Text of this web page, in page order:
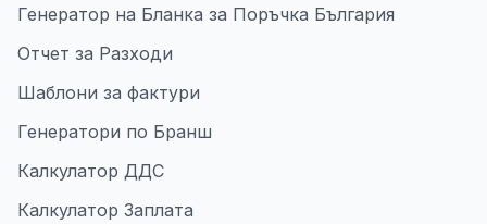
Генератор на Бланка за Поръчка България
Отчет за Разходи
Шаблони за фактури
Генератори по Бранш
Калкулатор ДДС
Калкулатор Заплата